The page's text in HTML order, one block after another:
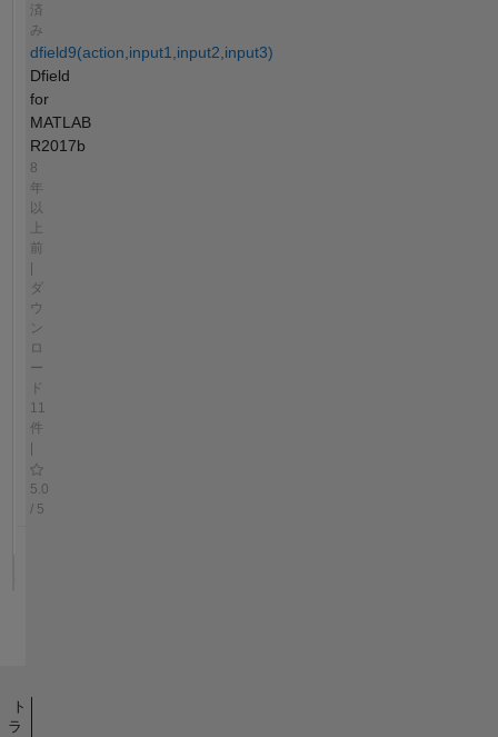
済
み
dfield9(action,input1,input2,input3)
Dfield
for
MATLAB
R2017b
8
年
以
前
ダ
ウ
ン
ロ
ー
ド
11
件
5.0
/ 5
ト
ラ